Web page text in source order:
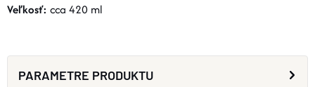
Veľkosť: cca 420 ml
PARAMETRE PRODUKTU